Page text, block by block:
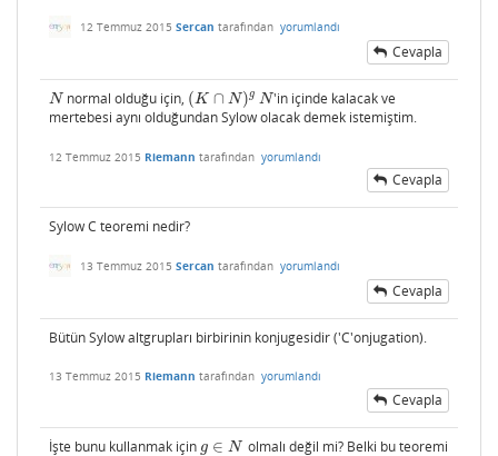
12 Temmuz 2015 Sercan tarafından yorumlandı
Cevapla
N
N normal olduğu için, ( K ∩ N)g
(K∩ N) g N
N 'in içinde kalacak ve
mertebesi aynı olduğundan Sylow olacak demek istemiştim.
12 Temmuz 2015 Riemann tarafından yorumlandı
Cevapla
Sylow C teoremi nedir?
13 Temmuz 2015 Sercan tarafından yorumlandı
Cevapla
Bütün Sylow altgrupları birbirinin konjugesidir ('C'onjugation).
13 Temmuz 2015 Riemann tarafından yorumlandı
Cevapla
İşte bunu kullanmak için g ∈ N
g ∈N
olmalı değil mi? Belki bu teoremi